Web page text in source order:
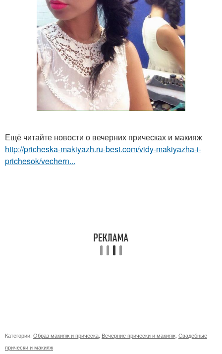
Ещё читайте новости о вечерних прическах и макияж
http://pricheska-makiyazh.ru-best.com/vidy-makiyazha-i-
prichesok/vechern...
Категории: Образ макияж и прическа Вечерние прически и макияж Свадебные
прически и макияж